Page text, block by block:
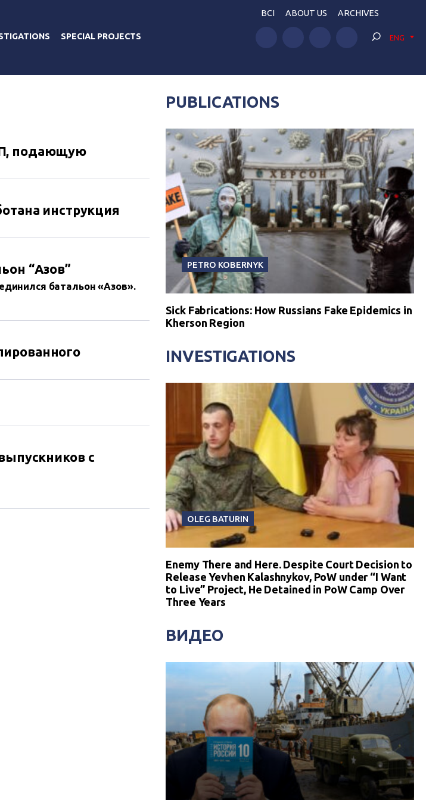
SPECIAL PROJECTS
BCI ABOUT US ARCHIVES
ENG
подающую
инструкция
“Азов”
батальон «Азов».
с
PUBLICATIONS
PETRO KOBERNYK
Sick Fabrications: How Russians Fake Epidemics in
Kherson Region
INVESTIGATIONS
OLEG BATURIN
Enemy There and Here. Despite Court Decision to
Release Yevhen Kalashnykov, PoW under “I Want
to Live” Project, He Detained in PoW Camp Over
Three Years
ВИДЕО